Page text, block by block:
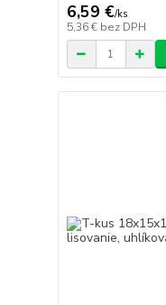
6,59 €/ks
5,36 € bez DPH